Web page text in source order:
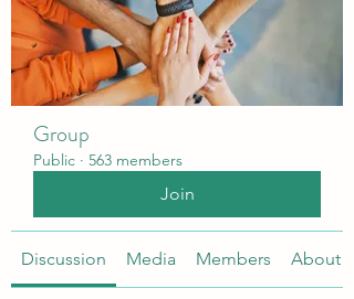
Group
Public · 563 members
Join
Discussion Media Members About